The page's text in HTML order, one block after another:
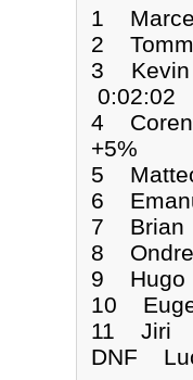
1
2
3 Kevin
0:02:02
4
+5%
5
6
7 Brian
8
9 Hugo
10
11 Jiri
DNF